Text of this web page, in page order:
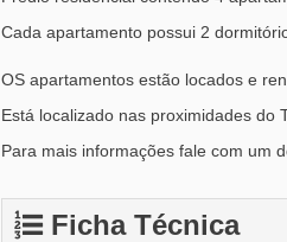
Cada apartamento possui 2
OS apartamentos estão locados e
Está localizado nas proximidades do
Para mais informações fale com um
Ficha Técnica